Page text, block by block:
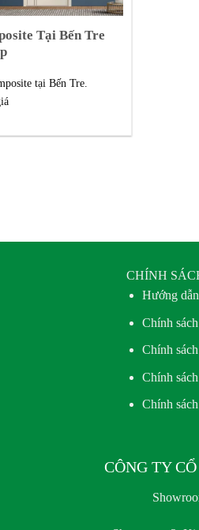
Tại Bến Tre
tại Bến Tre.
CHÍNH
Hướng
Chính
Chính
Chính
Chính
CÔNG TY